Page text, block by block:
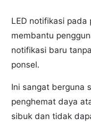
LED notifikasi pada
membantu
notifikasi baru
ponsel.
Ini sangat berguna
penghemat daya
sibuk dan tidak